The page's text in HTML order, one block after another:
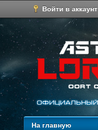
Войти в аккаунт
На главную